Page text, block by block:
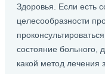
Здоровья. Если есть
целесообразности
состояние больного,
какой метод лечения